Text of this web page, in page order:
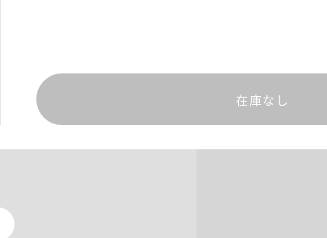
在庫なし